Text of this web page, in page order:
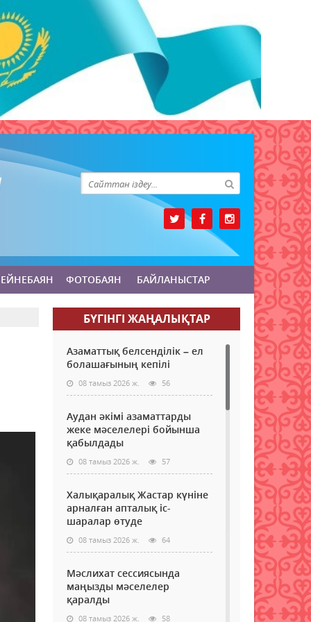
ФОТОБАЯН БАЙЛАНЫСТАР
БҮГІНГI ЖАҢАЛЫҚТАР
Азаматтық белсенділік – ел
болашағының кепілі
08 тамыз 2026 ж. 56
Аудан әкімі азаматтарды
жеке мәселелері бойынша
қабылдады
08 тамыз 2026 ж. 57
Халықаралық Жастар күніне
арналған апталық іс-
шаралар өтуде
08 тамыз 2026 ж. 64
Мәслихат сессиясында
маңызды мәселелер
қаралды
08 тамыз 2026 ж. 58